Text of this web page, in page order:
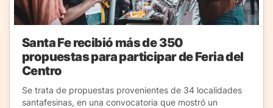
Santa Fe recibió más de 350
propuestas para participar de Feria del
Centro
Se trata de propuestas provenientes de 34 localidades
santafesinas, en una convocatoria que mostró un